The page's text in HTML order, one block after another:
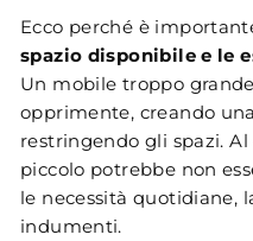
Ecco perché è
spazio disponibile e le
Un mobile troppo
opprimente, creando
restringendo gli spazi.
piccolo potrebbe non
le necessità quotidiane,
indumenti.